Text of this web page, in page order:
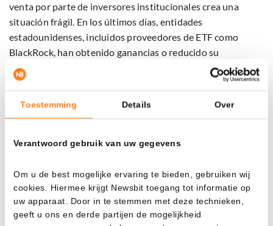
Toestemming Details Over
Verantwoord gebruik van uw gegevens
Om u de best mogelijke ervaring te bieden, gebruiken wij
cookies. Hiermee krijgt Newsbit toegang tot informatie op
uw apparaat. Door in te stemmen met deze technieken,
geeft u ons en derde partijen de mogelijkheid
venta por parte de inversores institucionales crea una
situación frágil. En los últimos días, entidades
estadounidenses, incluidos proveedores de ETF como
BlackRock, han obtenido ganancias o reducido su
exposición.
bolsas, lo que a menudo indica intenciones de venta. En un
demanda puede provocar movimientos bruscos en el
El precio de Bitcoin se sitúa actualmente alrededor de los
75,000 dólares y ha caído casi un cinco por ciento en los
últimos siete días. Si la presión de venta persiste mientras